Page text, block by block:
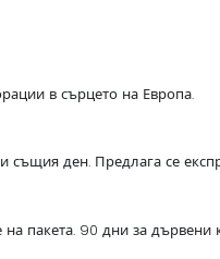
в сърцето на Европа.
същия ден. Предлага се
пакета. 90 дни за дървени